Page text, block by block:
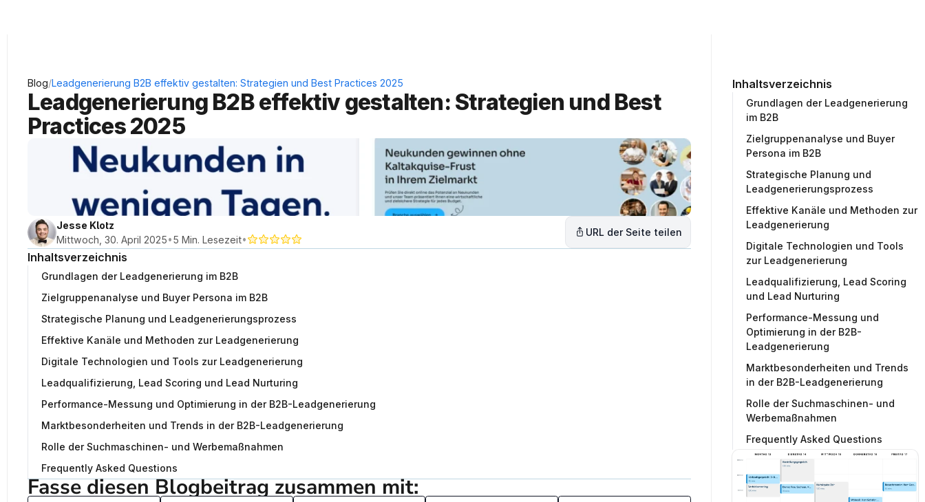
Inhaltsverzeichnis
Grundlagen der Leadgenerierung
im B2B
Zielgruppenanalyse und Buyer
Persona im B2B
Strategische Planung und
Leadgenerierungsprozess
Effektive Kanäle und Methoden zur
Leadgenerierung
Digitale Technologien und Tools
zur Leadgenerierung
Leadqualifizierung, Lead Scoring
und Lead Nurturing
Performance-Messung und
Optimierung in der B2B-
Leadgenerierung
Marktbesonderheiten und Trends
in der B2B-Leadgenerierung
Rolle der Suchmaschinen- und
Werbemaßnahmen
Frequently Asked Questions
Blog/Leadgenerierung B2B effektiv gestalten: Strategien und Best Practices 2025
Leadgenerierung B2B effektiv gestalten: Strategien und Best
Practices 2025
Jesse Klotz
Mittwoch, 30. April 2025•5 Min. Lesezeit•
URL der Seite teilen
Inhaltsverzeichnis
Grundlagen der Leadgenerierung im B2B
Zielgruppenanalyse und Buyer Persona im B2B
Strategische Planung und Leadgenerierungsprozess
Effektive Kanäle und Methoden zur Leadgenerierung
Digitale Technologien und Tools zur Leadgenerierung
Leadqualifizierung, Lead Scoring und Lead Nurturing
Performance-Messung und Optimierung in der B2B-Leadgenerierung
Marktbesonderheiten und Trends in der B2B-Leadgenerierung
Rolle der Suchmaschinen- und Werbemaßnahmen
Frequently Asked Questions
Fasse diesen Blogbeitrag zusammen mit: